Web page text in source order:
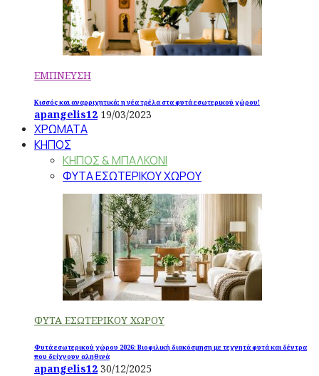
ΕΜΠΝΕΥΣΗ
Κισσός και αναρριχητικά: η νέα τρέλα στα φυτά εσωτερικού χώρου!
apangelis12 19/03/2023
ΧΡΩΜΑΤΑ
ΚΗΠΟΣ
ΚΗΠΟΣ & ΜΠΑΛΚΟΝΙ
ΦΥΤΑ ΕΣΩΤΕΡΙΚΟΥ ΧΩΡΟΥ
ΦΥΤΑ ΕΣΩΤΕΡΙΚΟΥ ΧΩΡΟΥ
Φυτά εσωτερικού χώρου 2026: Βιοφιλική διακόσμηση με τεχνητά φυτά και δέντρα
που δείχνουν αληθινά
apangelis12 30/12/2025